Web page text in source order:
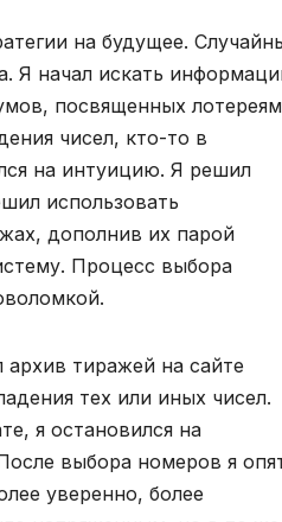
на будущее.
Я начал искать
посвященных
чисел, кто-то в
на интуицию. Я решил
использовать
дополнив их парой
Процесс выбора
тиражей на сайте
тех или иных чисел.
я остановился на
выбора номеров я
уверенно, более